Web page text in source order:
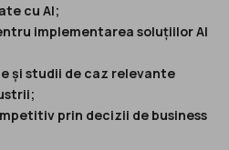
cu AI;
implementarea soluțiilor AI
și studii de caz relevante
prin decizii de business